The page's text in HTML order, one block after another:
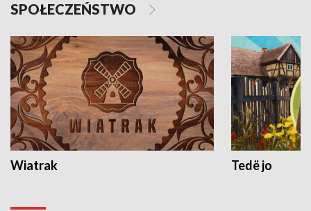
SPOŁECZEŃSTWO
Wiatrak Tedë jo